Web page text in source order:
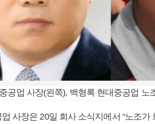
공업 사장(왼쪽), 백형록 현대중공업 노
사장은 20일 회사 소식지에서 “노조